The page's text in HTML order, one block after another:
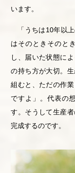
います。
「うちは10年以
はそのときそのと
し、届いた状態に
の持ち方が大切。
組むと、ただの作
ですよ」。代表の
す。そうして生産
完成するのです。